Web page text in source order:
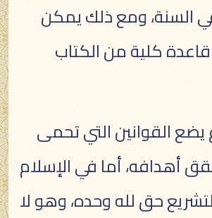
السنة، ومع ذلك يمكن
كلية من الكتاب
القوانين التي تحمى
أهدافه، أما في الإسلام
حق لله وحده، وهو لا